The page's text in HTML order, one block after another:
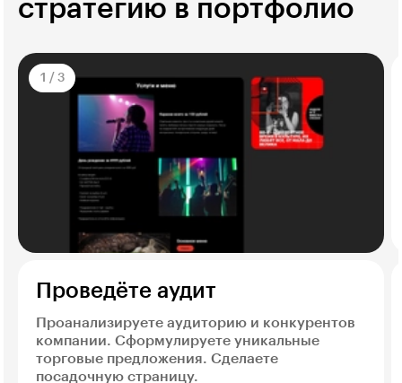
стратегию в портфолио
1 / 3
Проведёте аудит
Проанализируете аудиторию и конкурентов
компании. Сформулируете уникальные
торговые предложения. Сделаете
посадочную страницу.